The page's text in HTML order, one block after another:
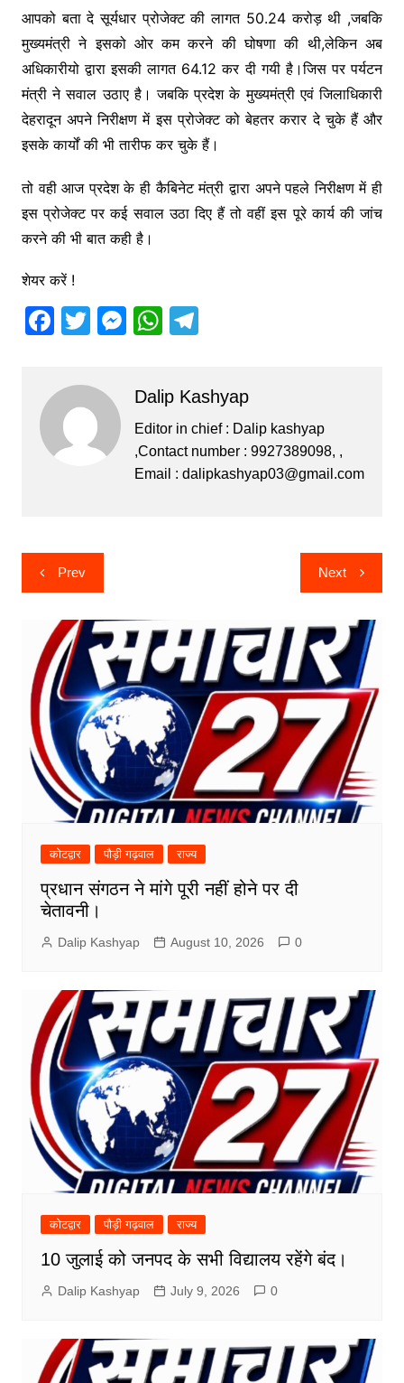
o
k
g
er
p
आपको बता दे सूर्यधार प्रोजेक्ट की लागत 50.24 करोड़ थी ,जबकि
मुख्यमंत्री ने इसको ओर कम करने की घोषणा की थी,लेकिन अब
अधिकारीयो द्वारा इसकी लागत 64.12 कर दी गयी है।जिस पर पर्यटन
मंत्री ने सवाल उठाए है। जबकि प्रदेश के मुख्यमंत्री एवं जिलाधिकारी
देहरादून अपने निरीक्षण में इस प्रोजेक्ट को बेहतर करार दे चुके हैं और
इसके कार्यों की भी तारीफ कर चुके हैं।
तो वही आज प्रदेश के ही कैबिनेट मंत्री द्वारा अपने पहले निरीक्षण में ही
इस प्रोजेक्ट पर कई सवाल उठा दिए हैं तो वहीं इस पूरे कार्य की जांच
करने की भी बात कही है।
शेयर करें !
F
c
e
b
o
T
itt
er
M
s
e
n
W
s
A
p
T
gr
a
m
Dalip Kashyap
Editor in chief : Dalip kashyap
,Contact number : 9927389098, ,
Email : dalipkashyap03@gmail.com
Post
navigation
Prev Next
कोटद्वार पौड़ी गढ़वाल राज्य
प्रधान संगठन ने मांगे पूरी नहीं होने पर दी
चेतावनी।
Dalip Kashyap August 10, 2026 0
कोटद्वार पौड़ी गढ़वाल राज्य
10 जुलाई को जनपद के सभी विद्यालय रहेंगे बंद।
Dalip Kashyap July 9, 2026 0